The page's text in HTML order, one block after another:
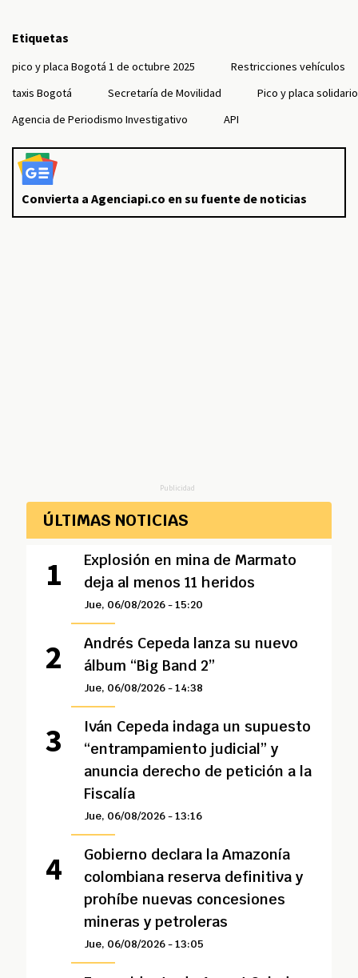
Etiquetas
pico y placa Bogotá 1 de octubre 2025
Restricciones vehículos
taxis Bogotá
Secretaría de Movilidad
Pico y placa solidario
Agencia de Periodismo Investigativo
API
Convierta a Agenciapi.co en su fuente de noticias
Publicidad
ÚLTIMAS NOTICIAS
Explosión en mina de Marmato
deja al menos 11 heridos
Jue, 06/08/2026 - 15:20
Andrés Cepeda lanza su nuevo
álbum “Big Band 2”
Jue, 06/08/2026 - 14:38
Iván Cepeda indaga un supuesto
“entrampamiento judicial” y
anuncia derecho de petición a la
Fiscalía
Jue, 06/08/2026 - 13:16
Gobierno declara la Amazonía
colombiana reserva definitiva y
prohíbe nuevas concesiones
mineras y petroleras
Jue, 06/08/2026 - 13:05